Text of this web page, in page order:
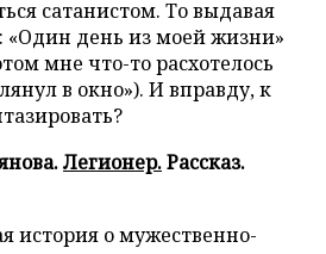
сатанистом. То выдавая
«Один день из моей жизни»
мне что-то расхотелось
в окно»). И вправду, к
Легионер.Рассказ.
история о мужественно-